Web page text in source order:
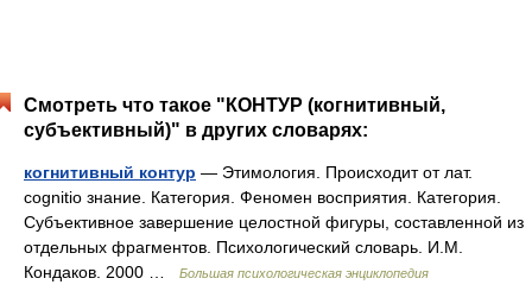
Смотреть что такое "КОНТУР (когнитивный,
субъективный)" в других словарях:
когнитивный контур — Этимология. Происходит от лат.
cоgnitiо знание. Категория. Феномен восприятия. Категория.
Субъективное завершение целостной фигуры, составленной из
отдельных фрагментов. Психологический словарь. И.М.
Кондаков. 2000 …
Большая психологическая энциклопедия